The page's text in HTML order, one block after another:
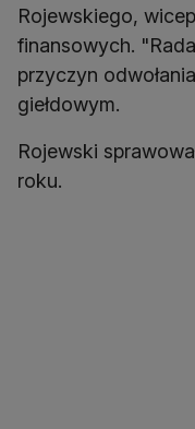
Rojewskiego,
finansowych.
przyczyn
giełdowym.
Rojewski
roku.